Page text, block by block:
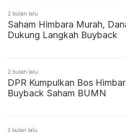
2 bulan lalu
Saham Himbara Murah,
Dukung Langkah Buyback
2 bulan lalu
DPR Kumpulkan Bos
Buyback Saham BUMN
3 bulan lalu